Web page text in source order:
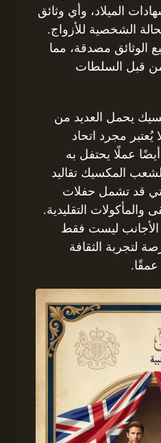
الميلاد، وأي وثائق
الشخصية للأزواج.
الوثائق مصدقة، مما
قبل السلطات
يحمل العديد من
يُعتبر مجرد اتحاد
عملًا يحتفل به
المكسيك تقاليد
قد تشمل حفلات
والمأكولات التقليدية.
الأجانب ليست فقط
لتجربة الثقافة